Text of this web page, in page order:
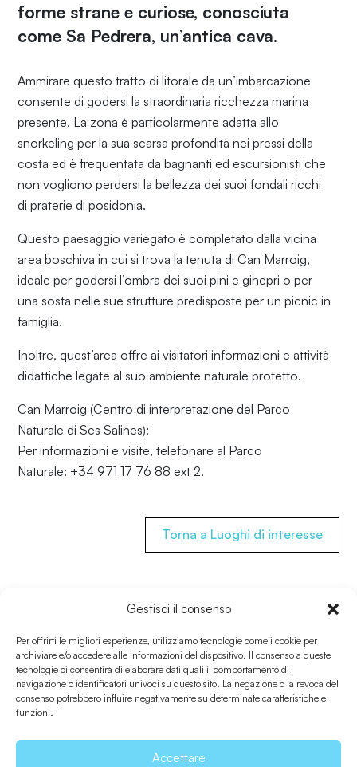
Gestisci il consenso
Per offrirti le migliori esperienze, utilizziamo tecnologie come i cookie per
archiviare e/o accedere alle informazioni del dispositivo. Il consenso a queste
tecnologie ci consentirà di elaborare dati quali il comportamento di
navigazione o identificatori univoci su questo sito. La negazione o la revoca del
consenso potrebbero influire negativamente su determinate caratteristiche e
funzioni.
Accettare
forme strane e curiose, conosciuta
come Sa Pedrera, un’antica cava.
Ammirare questo tratto di litorale da un’imbarcazione
consente di godersi la straordinaria ricchezza marina
presente. La zona è particolarmente adatta allo
snorkeling per la sua scarsa profondità nei pressi della
costa ed è frequentata da bagnanti ed escursionisti che
non vogliono perdersi la bellezza dei suoi fondali ricchi
di praterie di posidonia.
Questo paesaggio variegato è completato dalla vicina
area boschiva in cui si trova la tenuta di Can Marroig,
ideale per godersi l’ombra dei suoi pini e ginepri o per
una sosta nelle sue strutture predisposte per un picnic in
famiglia.
Inoltre, quest’area offre ai visitatori informazioni e attività
didattiche legate al suo ambiente naturale protetto.
Can Marroig (Centro di interpretazione del Parco
Naturale di Ses Salines):
Per informazioni e visite, telefonare al Parco
Naturale: +34 971 17 76 88 ext 2.
Torna a Luoghi di interesse
Informazioni utili
Come arrivare?
Condividi